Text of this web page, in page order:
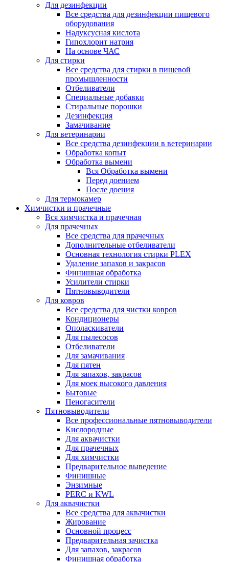
Для дезинфекции
Все средства для дезинфекции пищевого
оборудования
Надуксусная кислота
Гипохлорит натрия
На основе ЧАС
Для стирки
Все средства для стирки в пищевой
промышленности
Отбеливатели
Специальные добавки
Стиральные порошки
Дезинфекция
Замачивание
Для ветеринарии
Все средства дезинфекции в ветеринарии
Обработка копыт
Обработка вымени
Вся Обработка вымени
Перед доением
После доения
Для термокамер
Химчистки и прачечные
Вся химчистка и прачечная
Для прачечных
Все средства для прачечных
Дополнительные отбеливатели
Основная технология стирки PLEX
Удаление запахов и закрасов
Финишная обработка
Усилители стирки
Пятновыводители
Для ковров
Все средства для чистки ковров
Кондиционеры
Ополаскиватели
Для пылесосов
Отбеливатели
Для замачивания
Для пятен
Для запахов, закрасов
Для моек высокого давления
Бытовые
Пеногасители
Пятновыводители
Все профессиональные пятновыводители
Кислородные
Для аквачистки
Для прачечных
Для химчистки
Предварительное выведение
Финишные
Энзимные
PERC и KWL
Для аквачистки
Все средства для аквачистки
Жирование
Основной процесс
Предварительная зачистка
Для запахов, закрасов
Финишная обработка